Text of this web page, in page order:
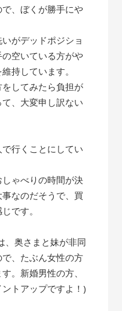
、ぼくが勝手にや
がデッドポジショ
空いている方がや
持しています。
してみたら負担が
、大変申し訳ない
行くことにしてい
ゃべりの時間が決
なのだそうで、買
です。
、奥さまと妹が非同
、たぶん女性の方
。新婚男性の方、
トアップですよ！)